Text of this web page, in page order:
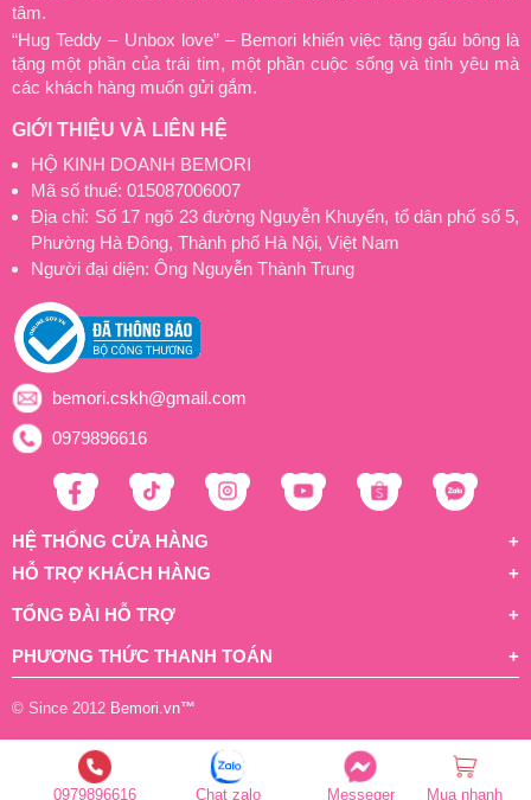
0979896616 Chat zalo Messeger Mua nhanh
tâm.
“Hug Teddy – Unbox love” – Bemori khiến việc tặng gấu bông là
tặng một phần của trái tim, một phần cuộc sống và tình yêu mà
các khách hàng muốn gửi gắm.
GIỚI THIỆU VÀ LIÊN HỆ
HỘ KINH DOANH BEMORI
Mã số thuế: 015087006007
Địa chỉ: Số 17 ngõ 23 đường Nguyễn Khuyến, tổ dân phố số 5,
Phường Hà Đông, Thành phố Hà Nội, Việt Nam
Người đại diện: Ông Nguyễn Thành Trung
bemori.cskh@gmail.com
0979896616
HỆ THỐNG CỬA HÀNG
HỖ TRỢ KHÁCH HÀNG
TỔNG ĐÀI HỖ TRỢ
PHƯƠNG THỨC THANH TOÁN
© Since 2012 Bemori.vn™